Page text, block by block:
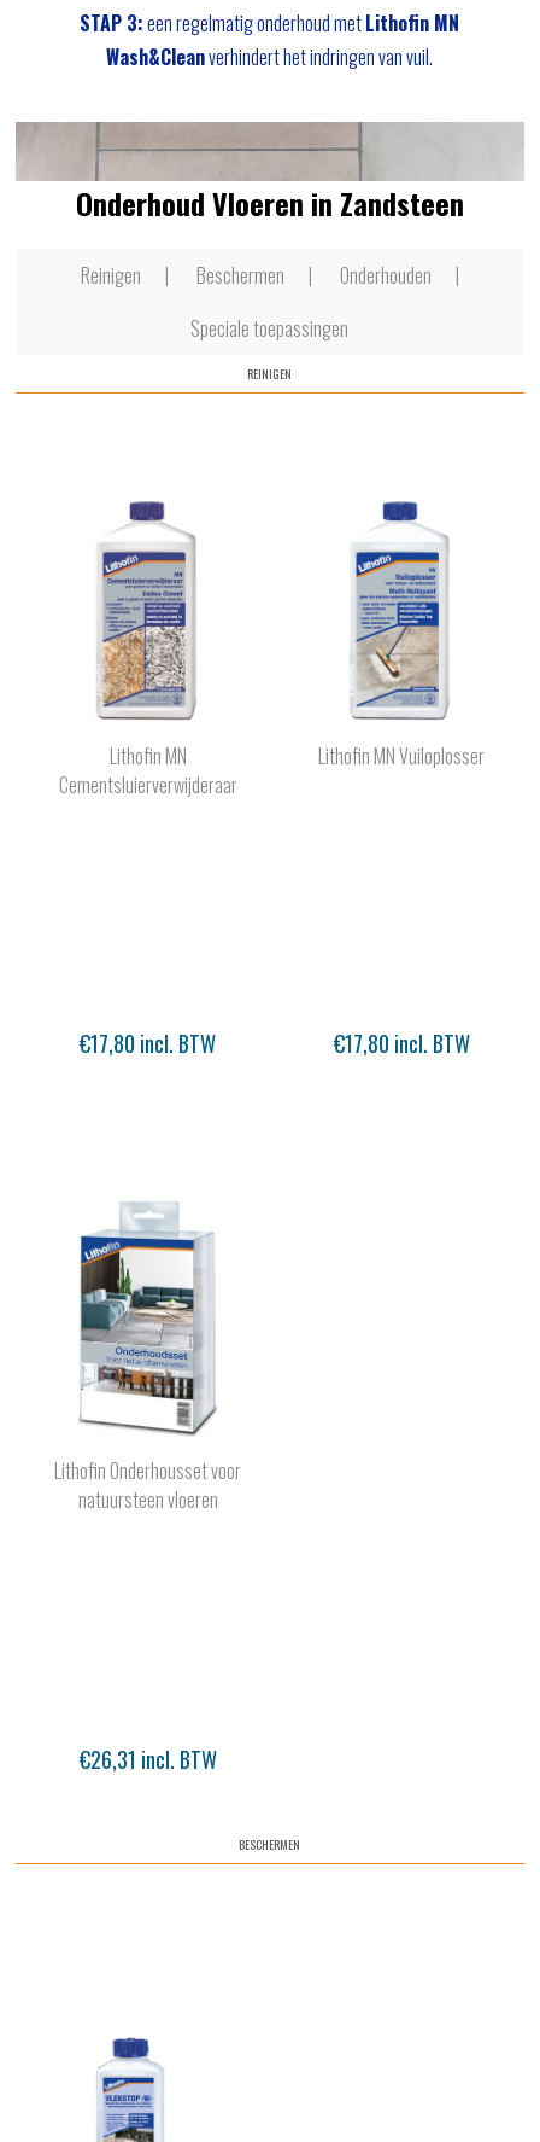
STAP 3:een regelmatig onderhoud metLithofin MN
Wash&Cleanverhindert het indringen van vuil.
Onderhoud Vloeren in Zandsteen
Reinigen Beschermen
Onderhouden
Speciale toepassingen
REINIGEN
Lithofin MN
Cementsluierverwijderaar
€17,80 incl. BTW
Lithofin MN Vuiloplosser
€17,80 incl. BTW
Lithofin Onderhousset voor
natuursteen vloeren
€26,31 incl. BTW
BESCHERMEN